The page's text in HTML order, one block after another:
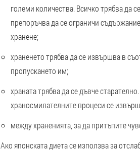
големи количества. Всичко трябва да
препоръчва да се ограничи
хранене;
храненето трябва да се извършва в
пропускането им;
храната трябва да се дъвче
храносмилателните процеси се
между храненията, за да притъпите
Ако японската диета се използва за